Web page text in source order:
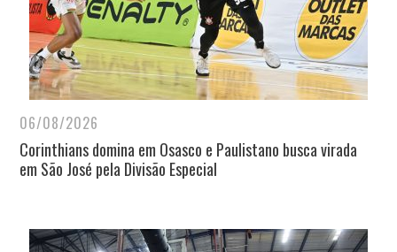
06/08/2026
Corinthians domina em Osasco e Paulistano busca virada
em São José pela Divisão Especial